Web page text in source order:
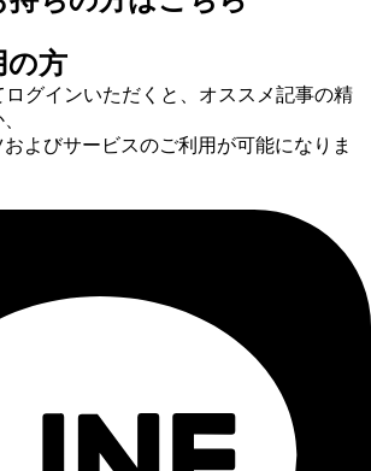
の方
グインいただくと、オススメ記事の精
よびサービスのご利用が可能になりま